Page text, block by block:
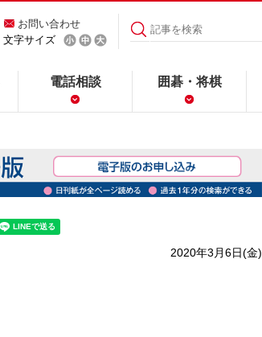
お問い合わせ
文字サイズ
電話相談 囲碁・将棋
2020年3月6日(金)